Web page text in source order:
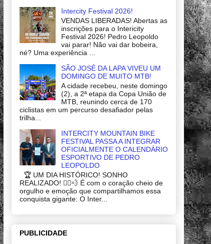
Intercity Festival 2026!
VENDAS LIBERADAS! Abertas as
inscrições para o Intericity
Festival 2026! Pedro Leopoldo
vai parar! Não vai dar bobeira,
né? Uma experiência ...
SÃO JOSÉ DA LAPA VIVEU UM
DOMINGO DE MUITO MTB!
A cidade recebeu, neste domingo
(2), a 2ª etapa da Copa União de
MTB, reunindo cerca de 170
ciclistas em um percurso desafiador pelas
trilha...
INTERCITY MOUNTAIN BIKE
FESTIVAL PASSA A INTEGRAR
OFICIALMENTE O CALENDÁRIO
ESPORTIVO DE PEDRO
LEOPOLDO
🏆 UM DIA HISTÓRICO! SONHO
REALIZADO! 🚴‍♂️💨 É com o coração cheio de
orgulho e emoção que compartilhamos essa
conquista gigante: O Inter...
PUBLICIDADE